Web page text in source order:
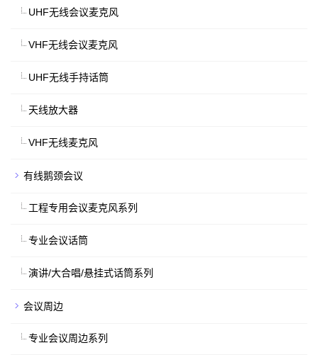
UHF无线会议麦克风
VHF无线会议麦克风
UHF无线手持话筒
天线放大器
VHF无线麦克风
有线鹅颈会议
工程专用会议麦克风系列
专业会议话筒
演讲/大合唱/悬挂式话筒系列
会议周边
专业会议周边系列